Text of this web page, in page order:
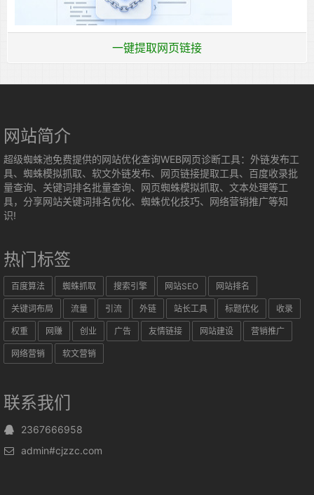
一键提取网页链接
网站简介
超级蜘蛛池免费提供的网站优化查询WEB网页诊断工具：外链发布工
具、蜘蛛模拟抓取、软文外链发布、网页链接提取工具、百度收录批
量查询、关键词排名批量查询、网页蜘蛛模拟抓取、文本处理等工
具，分享网站关键词排名优化、蜘蛛优化技巧、网络营销推广等知
识!
热门标签
百度算法 蜘蛛抓取 搜索引擎 网站SEO 网站排名
关键词布局 流量 引流 外链 站长工具 标题优化 收录
权重 网赚 创业 广告 友情链接 网站建设 营销推广
网络营销 软文营销
联系我们
2367666958
admin#cjzzc.com